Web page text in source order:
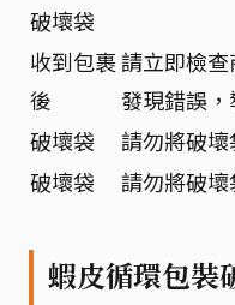
破壞袋
收到包裹
後
請立即檢
發現錯誤，
破壞袋
請勿將破壞
破壞袋
請勿將破壞
蝦皮循環包裝